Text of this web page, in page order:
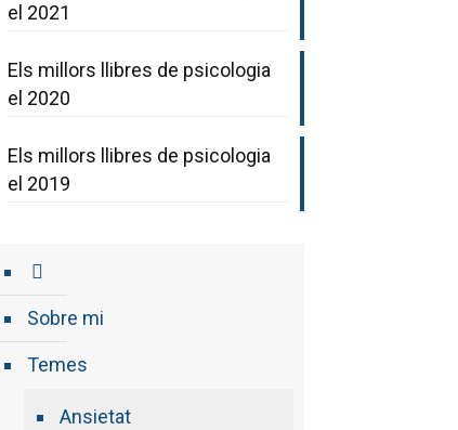
el 2021
Els millors llibres de psicologia
el 2020
Els millors llibres de psicologia
el 2019
Sobre mi
Temes
Ansietat